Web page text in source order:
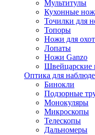
Мультитулы
Кухонные
Точилки для
Топоры
Ножи для
Лопаты
Ножи Ganzo
Швейцарские
Оптика для
Бинокли
Подзорные
Монокуляры
Микроскопы
Телескопы
Дальномеры